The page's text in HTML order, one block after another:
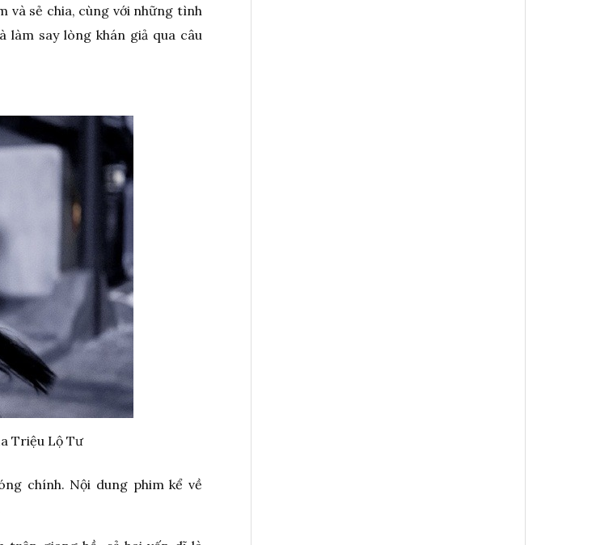
và sẻ chia, cùng với những tình
làm say lòng khán giả qua câu
Triệu Lộ Tư
chính. Nội dung phim kể về